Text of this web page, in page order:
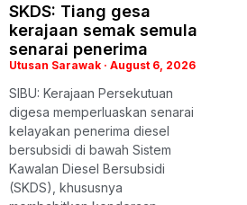
SKDS: Tiang gesa
kerajaan semak semula
senarai penerima
Utusan Sarawak August 6, 2026
SIBU: Kerajaan Persekutuan
digesa memperluaskan senarai
kelayakan penerima diesel
bersubsidi di bawah Sistem
Kawalan Diesel Bersubsidi
(SKDS), khususnya